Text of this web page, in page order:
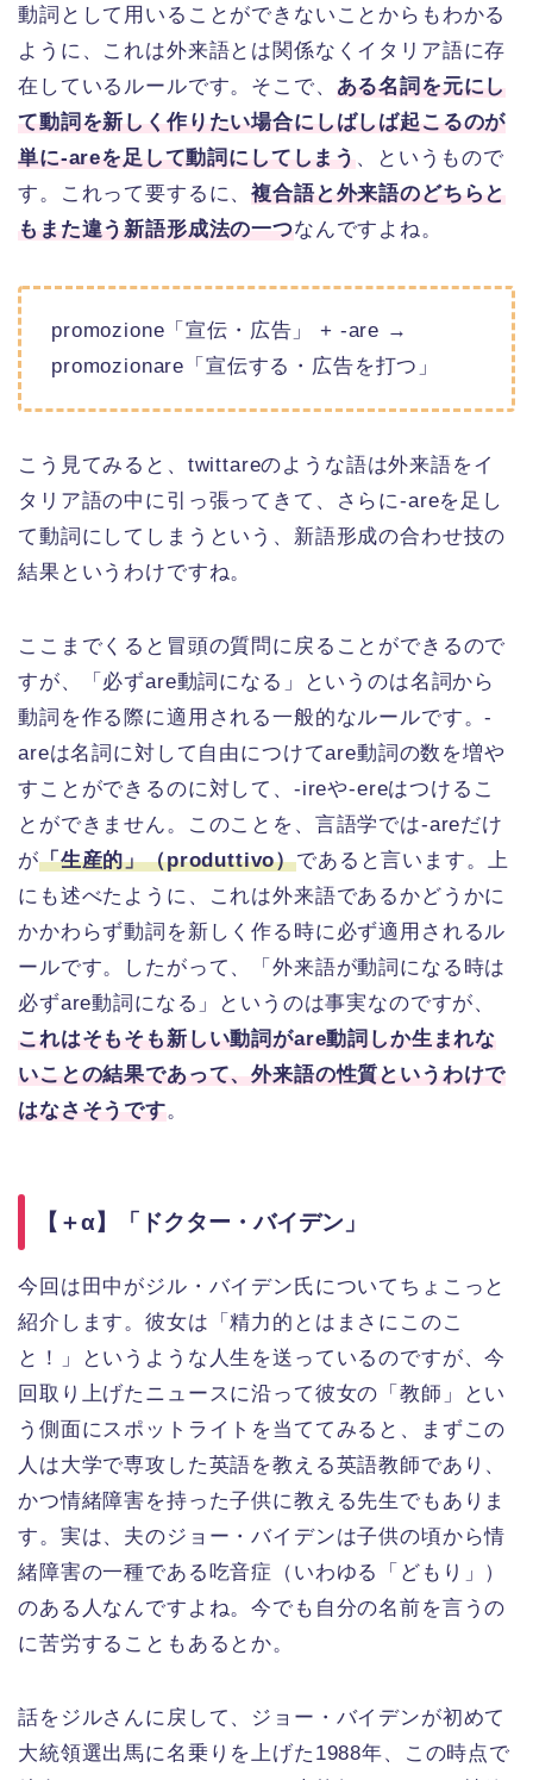
動詞として用いることができないことからもわかる
ように、これは外来語とは関係なくイタリア語に存
在しているルールです。そこで、 ある名詞を元にし
て動詞を新しく作りたい場合にしばしば起こるのが
単に-areを足して動詞にしてしまう 、というもので
す。これって要するに、複合語と外来語のどちらと
もまた違う新語形成法の一つなんですよね。
promozione「宣伝・広告」 + -are →
promozionare「宣伝する・広告を打つ」
こう見てみると、twittareのような語は外来語をイ
タリア語の中に引っ張ってきて、さらに-areを足し
て動詞にしてしまうという、新語形成の合わせ技の
結果というわけですね。
ここまでくると冒頭の質問に戻ることができるので
すが、「必ずare動詞になる」というのは名詞から
動詞を作る際に適用される一般的なルールです。-
areは名詞に対して自由につけてare動詞の数を増や
すことができるのに対して、-ireや-ereはつけるこ
とができません。このことを、言語学では-areだけ
が「生産的」（produttivo）であると言います。上
にも述べたように、これは外来語であるかどうかに
かかわらず動詞を新しく作る時に必ず適用されるル
ールです。したがって、「外来語が動詞になる時は
必ずare動詞になる」というのは事実なのですが、
これはそもそも新しい動詞がare動詞しか生まれな
いことの結果であって、外来語の性質というわけで
はなさそうです。
【＋α】「ドクター・バイデン」
今回は田中がジル・バイデン氏についてちょこっと
紹介します。彼女は「精力的とはまさにこのこ
と！」というような人生を送っているのですが、今
回取り上げたニュースに沿って彼女の「教師」とい
う側面にスポットライトを当ててみると、まずこの
人は大学で専攻した英語を教える英語教師であり、
かつ情緒障害を持った子供に教える先生でもありま
す。実は、夫のジョー・バイデンは子供の頃から情
緒障害の一種である吃音症（いわゆる「どもり」）
のある人なんですよね。今でも自分の名前を言うの
に苦労することもあるとか。
話をジルさんに戻して、ジョー・バイデンが初めて
大統領選出馬に名乗りを上げた1988年、この時点で